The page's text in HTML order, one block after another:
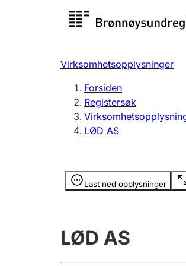
Registersøk
Registrere, endre, slette
Virksomhetsopplysninger
Forsiden
Registersøk
LØD AS
Last ned opplysninger
Opplysninger er skjult
LØD AS